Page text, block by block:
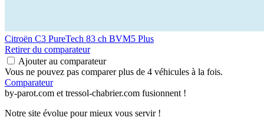
Citroën C3 PureTech 83 ch BVM5 Plus
Retirer du comparateur
Ajouter au comparateur
Vous ne pouvez pas comparer plus de 4 véhicules à la fois.
Comparateur
by-parot.com et tressol-chabrier.com fusionnent !
Notre site évolue pour mieux vous servir !